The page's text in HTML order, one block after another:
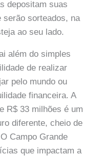
depositam suas
serão sorteados, na
ao seu lado.
além do simples
de realizar
pelo mundo ou
financeira. A
R$ 33 milhões é um
diferente, cheio de
Campo Grande
que impactam a